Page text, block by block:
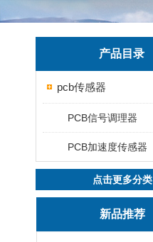
产品目录
pcb传感器
PCB信号调理器
PCB加速度传感器
点击更多分类
新品推荐